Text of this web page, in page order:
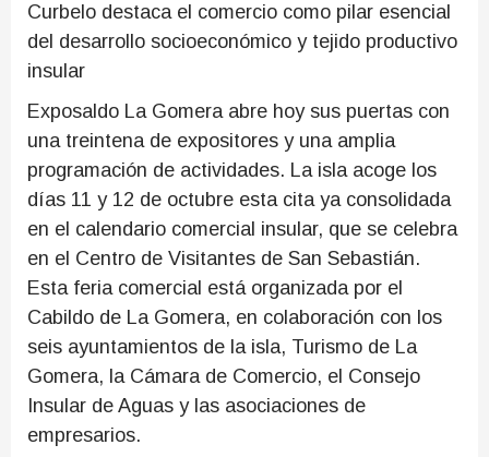
Curbelo destaca el comercio como pilar esencial
del desarrollo socioeconómico y tejido productivo
insular
Exposaldo La Gomera abre hoy sus puertas con
una treintena de expositores y una amplia
programación de actividades. La isla acoge los
días 11 y 12 de octubre esta cita ya consolidada
en el calendario comercial insular, que se celebra
en el Centro de Visitantes de San Sebastián.
Esta feria comercial está organizada por el
Cabildo de La Gomera, en colaboración con los
seis ayuntamientos de la isla, Turismo de La
Gomera, la Cámara de Comercio, el Consejo
Insular de Aguas y las asociaciones de
empresarios.